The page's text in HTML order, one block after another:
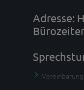
Adresse: